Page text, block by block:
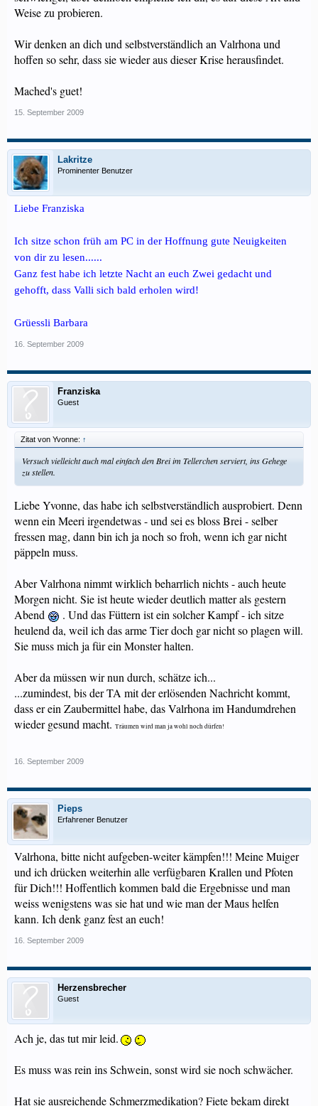
Weise zu probieren.
Wir denken an dich und selbstverständlich an Valrhona und
hoffen so sehr, dass sie wieder aus dieser Krise herausfindet.
Mached's guet!
15. September 2009
Lakritze
Prominenter Benutzer
Liebe Franziska
Ich sitze schon früh am PC in der Hoffnung gute Neuigkeiten
von dir zu lesen......
Ganz fest habe ich letzte Nacht an euch Zwei gedacht und
gehofft, dass Valli sich bald erholen wird!
Grüessli Barbara
16. September 2009
Franziska
Guest
Zitat von Yvonne: ↑
Versuch vielleicht auch mal einfach den Brei im Tellerchen serviert, ins Gehege
zu stellen.
Liebe Yvonne, das habe ich selbstverständlich ausprobiert. Denn
wenn ein Meeri irgendetwas - und sei es bloss Brei - selber
fressen mag, dann bin ich ja noch so froh, wenn ich gar nicht
päppeln muss.
Aber Valrhona nimmt wirklich beharrlich nichts - auch heute
Morgen nicht. Sie ist heute wieder deutlich matter als gestern
Abend
. Und das Füttern ist ein solcher Kampf - ich sitze
heulend da, weil ich das arme Tier doch gar nicht so plagen will.
Sie muss mich ja für ein Monster halten.
Aber da müssen wir nun durch, schätze ich...
...zumindest, bis der TA mit der erlösenden Nachricht kommt,
dass er ein Zaubermittel habe, das Valrhona im Handumdrehen
wieder gesund macht. Träumen wird man ja wohl noch dürfen!
16. September 2009
Pieps
Erfahrener Benutzer
Valrhona, bitte nicht aufgeben-weiter kämpfen!!! Meine Muiger
und ich drücken weiterhin alle verfügbaren Krallen und Pfoten
für Dich!!! Hoffentlich kommen bald die Ergebnisse und man
weiss wenigstens was sie hat und wie man der Maus helfen
kann. Ich denk ganz fest an euch!
16. September 2009
Herzensbrecher
Guest
Ach je, das tut mir leid.
Es muss was rein ins Schwein, sonst wird sie noch schwächer.
Hat sie ausreichende Schmerzmedikation? Fiete bekam direkt